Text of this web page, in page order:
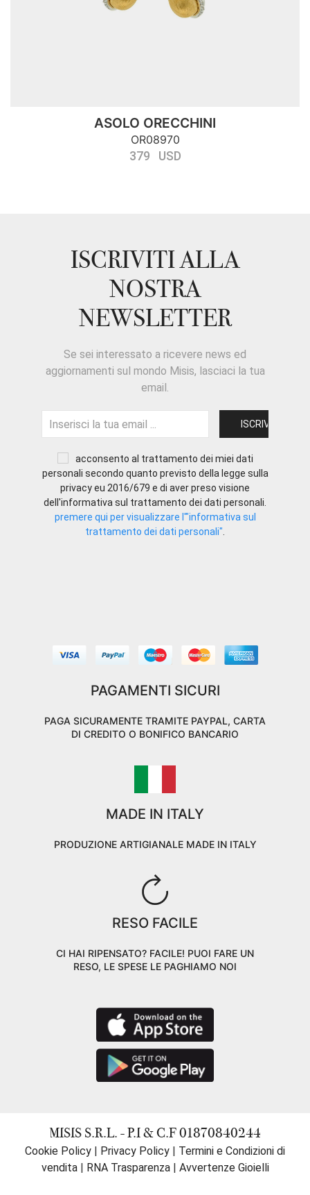
ASOLO ORECCHINI
OR08970
379 USD
ISCRIVITI ALLA
NOSTRA
NEWSLETTER
Se sei interessato a ricevere news ed
aggiornamenti sul mondo Misis, lasciaci la tua
email.
acconsento al trattamento dei miei dati
personali secondo quanto previsto della legge sulla
privacy eu 2016/679 e di aver preso visione
dell'informativa sul trattamento dei dati personali.
premere qui per visualizzare l'"informativa sul
trattamento dei dati personali"
PAGAMENTI SICURI
PAGA SICURAMENTE TRAMITE PAYPAL, CARTA
DI CREDITO O BONIFICO BANCARIO
MADE IN ITALY
PRODUZIONE ARTIGIANALE MADE IN ITALY
RESO FACILE
CI HAI RIPENSATO? FACILE! PUOI FARE UN
RESO, LE SPESE LE PAGHIAMO NOI
MISIS S.R.L. - P.I & C.F 01870840244
Cookie Policy | Privacy Policy | Termini e Condizioni di
vendita| RNA Trasparenza| Avvertenze Gioielli